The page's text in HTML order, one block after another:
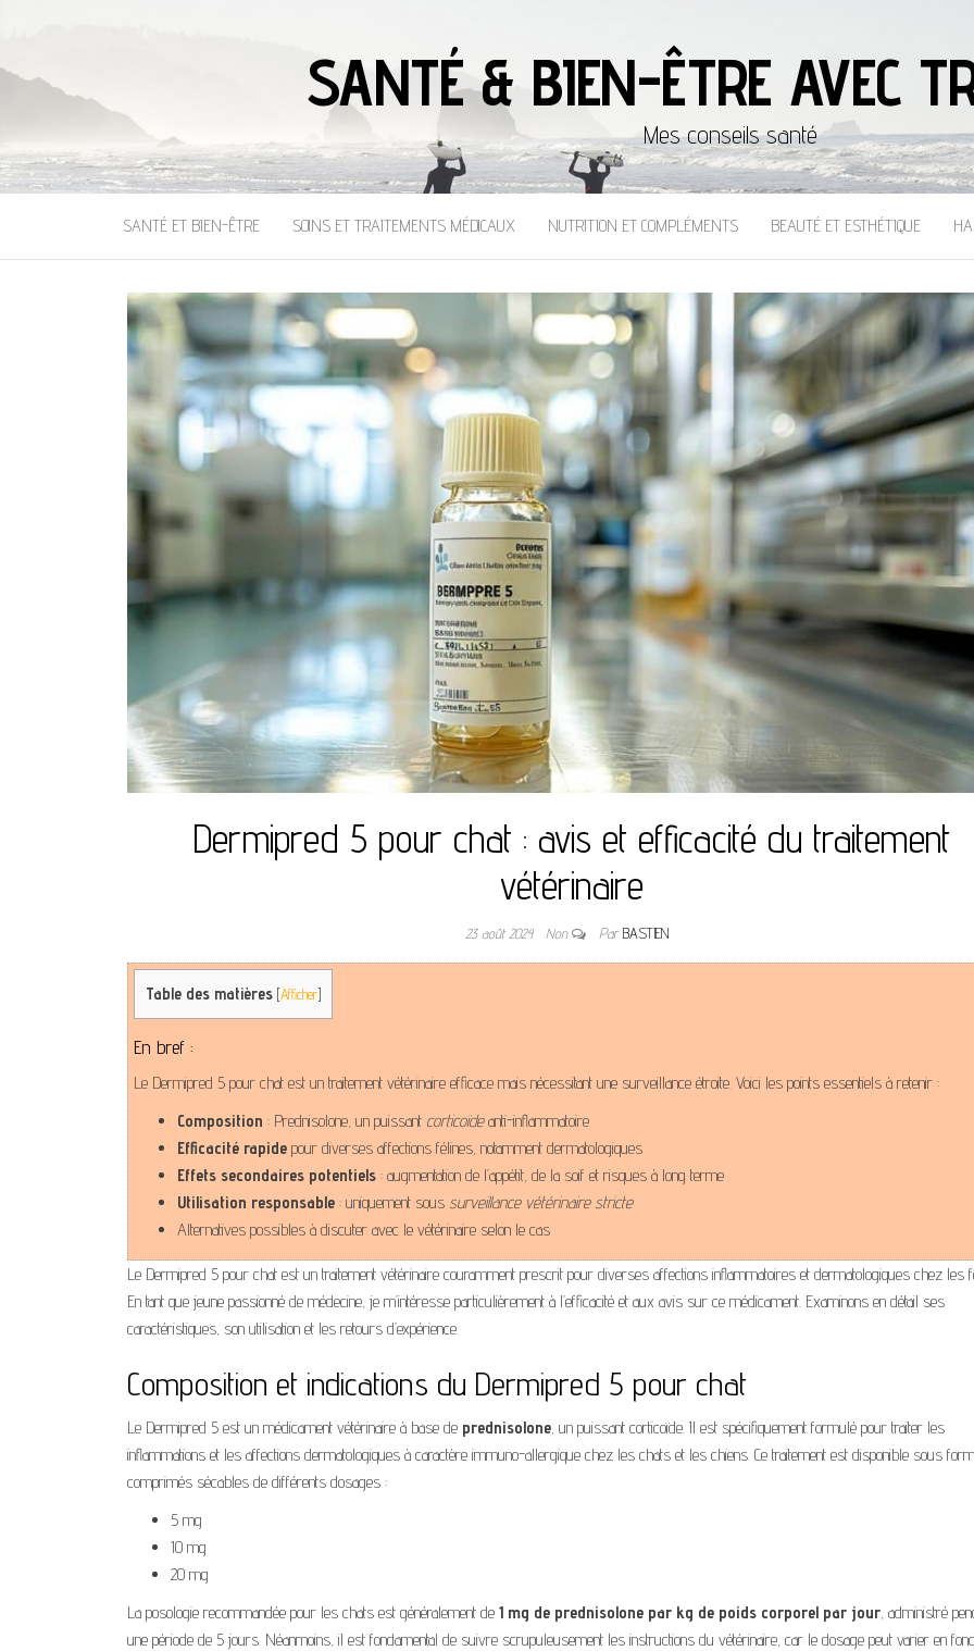
SANTÉ & BIEN-ÊTRE AVEC
Mes conseils santé
SANTÉ ET BIEN-ÊTRE SOINS ET TRAITEMENTS MÉDICAUX NUTRITION ET COMPLÉMENTS BEAUTÉ ET ESTHÉTIQUE
Dermipred 5 pour chat : avis et efficacité du traitement
vétérinaire
23 août 2024 Non ParBASTIEN
Table des matières [Afficher]
En bref :
Le Dermipred 5 pour chat est un traitement vétérinaire efficace mais nécessitant une surveillance étroite. Voici les points essentiels à retenir :
Composition : Prednisolone, un puissant corticoïdeanti-inflammatoire
Efficacité rapide pour diverses affections félines, notamment dermatologiques
Effets secondaires potentiels : augmentation de l’appétit, de la soif et risques à long terme
Utilisation responsable : uniquement sous surveillance vétérinaire stricte
Alternatives possibles à discuter avec le vétérinaire selon le cas
Le Dermipred 5 pour chat est un traitement vétérinaire couramment prescrit pour diverses affections inflammatoires et dermatologiques chez les
En tant que jeune passionné de médecine, je m’intéresse particulièrement à l’efficacité et aux avis sur ce médicament. Examinons en détail ses
caractéristiques, son utilisation et les retours d’expérience.
Composition et indications du Dermipred 5 pour chat
Le Dermipred 5 est un médicament vétérinaire à base de prednisolone, un puissant corticoïde. Il est spécifiquement formulé pour traiter les
inflammations et les affections dermatologiques à caractère immuno-allergique chez les chats et les chiens. Ce traitement est disponible sous
comprimés sécables de différents dosages :
5 mg
10 mg
20 mg
La posologie recommandée pour les chats est généralement de 1 mg de prednisolone par kg de poids corporel par jour, administré
une période de 5 jours. Néanmoins, il est fondamental de suivre scrupuleusement les instructions du vétérinaire, car le dosage peut varier en